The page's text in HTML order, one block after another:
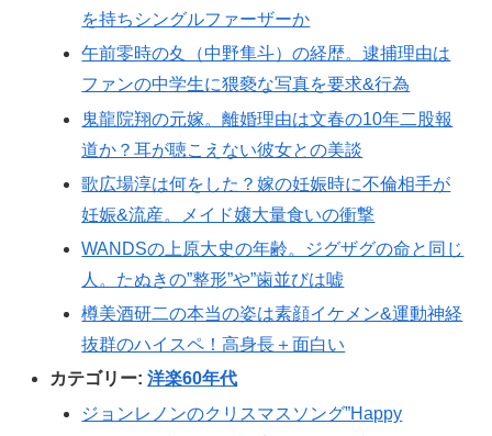
を持ちシングルファーザーか
午前零時の夊（中野隼斗）の経歴。逮捕理由は
ファンの中学生に猥褻な写真を要求&行為
鬼龍院翔の元嫁。離婚理由は文春の10年二股報
道か？耳が聴こえない彼女との美談
歌広場淳は何をした？嫁の妊娠時に不倫相手が
妊娠&流産。メイド嬢大量食いの衝撃
WANDSの上原大史の年齢。ジグザグの命と同じ
人。たぬきの”整形”や”歯並びは嘘
樽美酒研二の本当の姿は素顔イケメン&運動神経
抜群のハイスペ！高身長＋面白い
カテゴリー:洋楽60年代
ジョンレノンのクリスマスソング”Happy